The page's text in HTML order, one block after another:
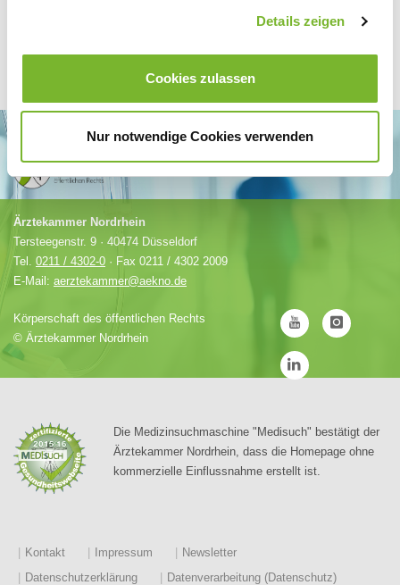
Details zeigen
Cookies zulassen
Nur notwendige Cookies verwenden
Ärztekammer Nordrhein
Tersteegenstr. 9 · 40474 Düsseldorf
Tel. 0211 / 4302-0 · Fax 0211 / 4302 2009
E-Mail: aerztekammer@aekno.de
Körperschaft des öffentlichen Rechts
© Ärztekammer Nordrhein
Die Medizinsuchmaschine "Medisuch" bestätigt der
Ärztekammer Nordrhein, dass die Homepage ohne
kommerzielle Einflussnahme erstellt ist.
Kontakt Impressum
Newsletter
Datenschutzerklärung
Datenverarbeitung (Datenschutz)